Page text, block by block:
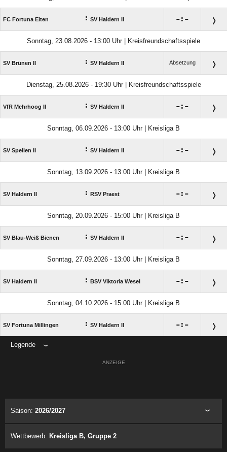
FC Fortuna Elten : SV Haldern II : 
Sonntag, 23.08.2026 - 13:00 Uhr | Kreisfreundschaftsspiele
SV Brünen II : SV Haldern II Absetzung
Dienstag, 25.08.2026 - 19:30 Uhr | Kreisfreundschaftsspiele
VfR Mehrhoog II : SV Haldern II : 
Sonntag, 06.09.2026 - 13:00 Uhr | Kreisliga B
SV Spellen II : SV Haldern II : 
Sonntag, 13.09.2026 - 13:00 Uhr | Kreisliga B
SV Haldern II : RSV Praest : 
Sonntag, 20.09.2026 - 15:00 Uhr | Kreisliga B
SV Blau-Weiß Bienen : SV Haldern II : 
Sonntag, 27.09.2026 - 13:00 Uhr | Kreisliga B
SV Haldern II : BSV Viktoria Wesel : 
Sonntag, 04.10.2026 - 15:00 Uhr | Kreisliga B
SV Fortuna Millingen : SV Haldern II : 
Legende
ANZEIGE
Saison: 2026/2027
Wettbewerb: Kreisliga B, Gruppe 2